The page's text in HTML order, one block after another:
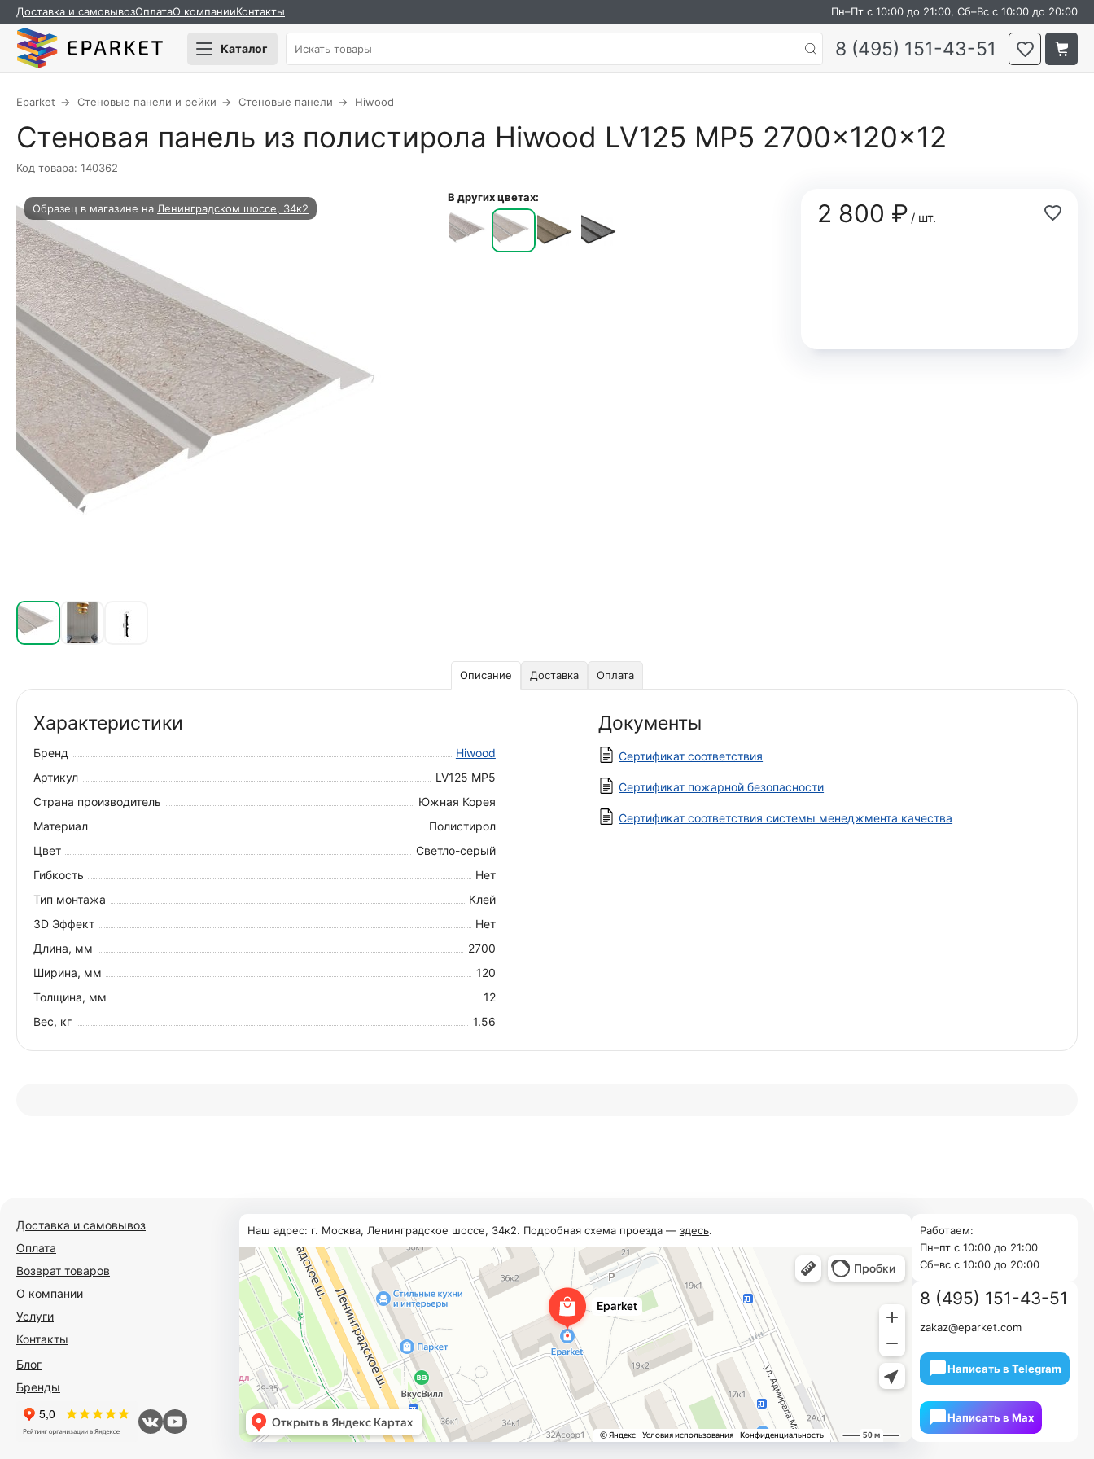
Доставка и самовывозОплатаО компанииКонтакты Пн–Пт с 10:00 до 21:00, Сб–Вс с 10:00 до 20:00
Каталог 8 (495) 151-43-51
Eparket Стеновые панели и рейки Стеновые панели Hiwood
Стеновая панель из полистирола Hiwood LV125 MP5 2700×120×12
Код товара: 140362
Образец в магазине на Ленинградском шоссе, 34к2 2 800 ₽/ шт.
В других цветах:
Описание Доставка Оплата
Характеристики
Бренд
Hiwood
Артикул
LV125 MP5
Страна производитель
Южная Корея
Материал
Полистирол
Цвет
Светло-серый
Гибкость
Нет
Тип монтажа
Клей
3D Эффект
Нет
Длина, мм
2700
Ширина, мм
120
Толщина, мм
12
Вес, кг
1.56
Документы
Сертификат соответствия
Сертификат пожарной безопасности
Сертификат соответствия системы менеджмента качества
Доставка и самовывоз
Оплата
Возврат товаров
О компании
Услуги
Контакты
Блог
Бренды
Наш адрес: г. Москва, Ленинградское шоссе, 34к2. Подробная схема проезда — здесь.
Работаем:
Пн–пт с 10:00 до 21:00
Cб–вс с 10:00 до 20:00
8 (495) 151-43-51
zakaz@eparket.com
Написать в Telegram
Написать в Мах